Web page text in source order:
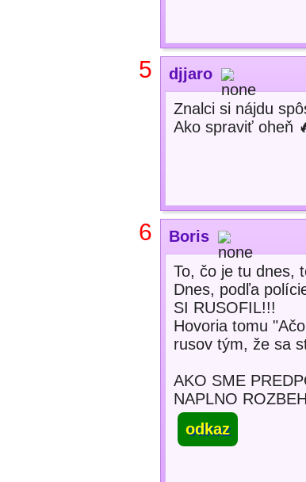
5 djjaro
Znalci si nájdu
Ako spraviť oheň
6 Boris
To, čo je tu dnes,
Dnes, podľa
SI RUSOFIL!!!
Hovoria tomu
rusov tým, že sa
AKO SME
NAPLNO
odkaz